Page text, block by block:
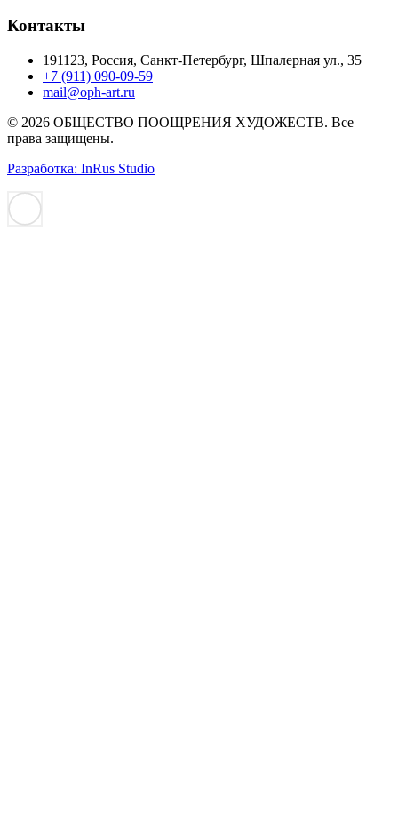
Контакты
191123, Россия, Санкт-Петербург, Шпалерная ул., 35
+7 (911) 090-09-59
mail@oph-art.ru
© 2026 ОБЩЕСТВО ПООЩРЕНИЯ ХУДОЖЕСТВ. Все
права защищены.
Разработка: InRus Studio